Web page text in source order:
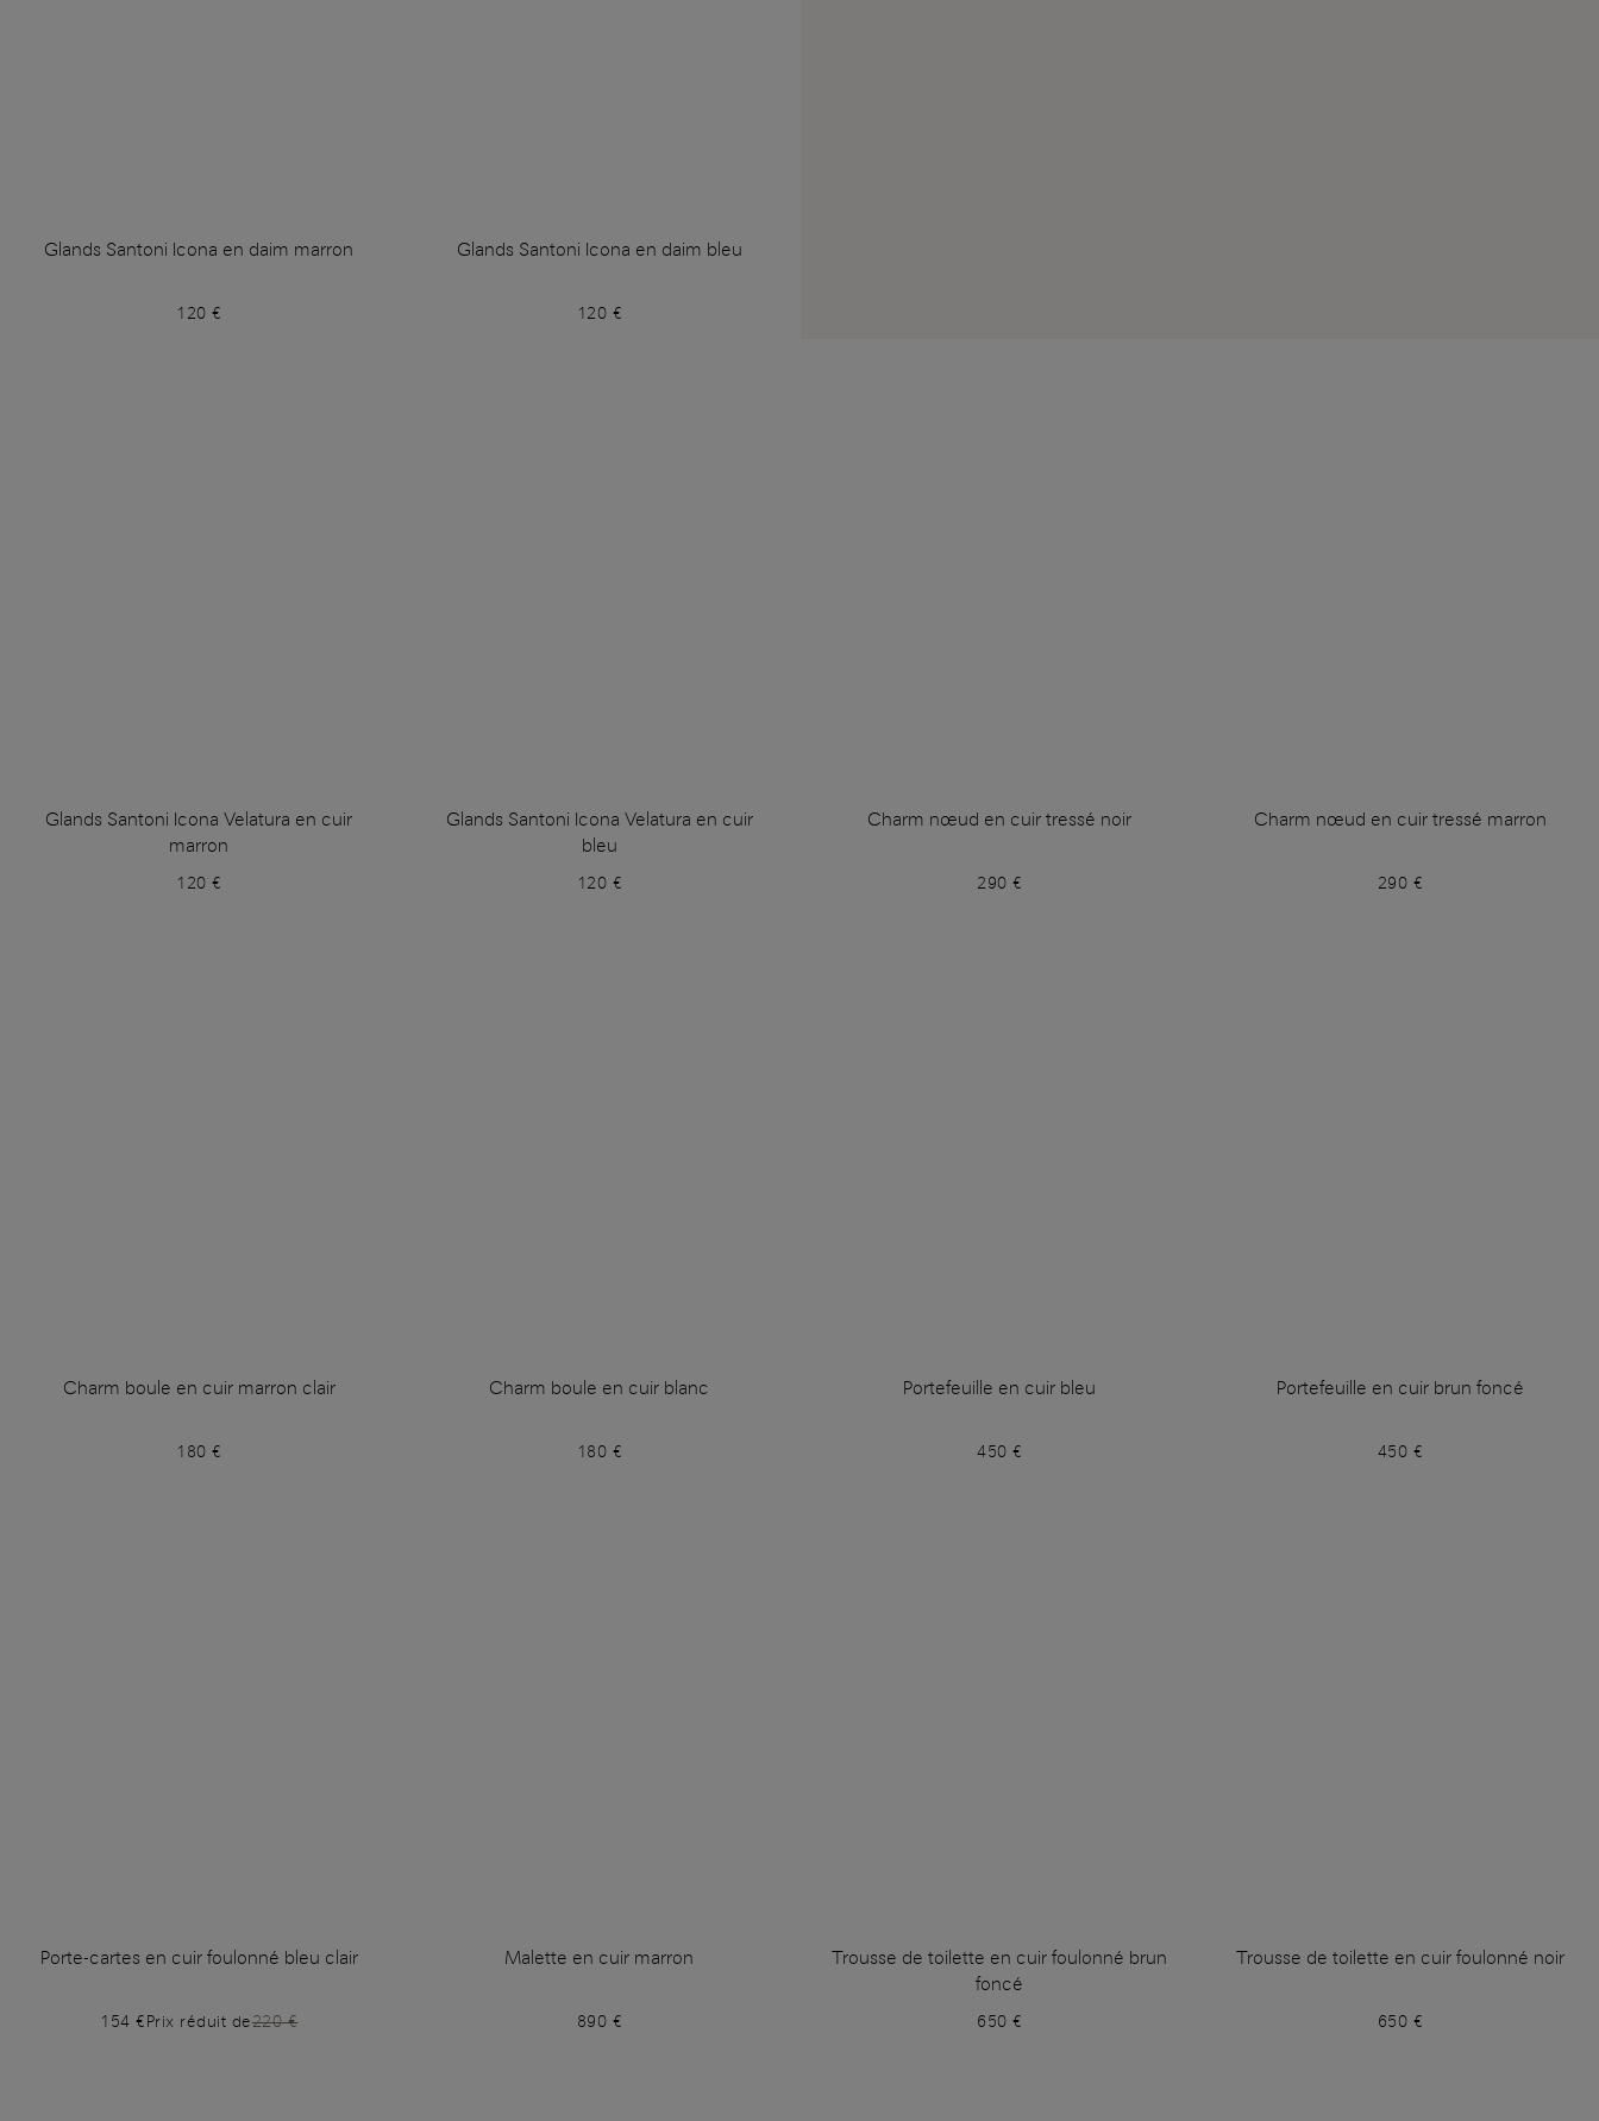
Glands Santoni Icona en daim marron
120 €
Glands Santoni Icona en daim bleu
120 €
Glands Santoni Icona Velatura en cuir
marron
120 €
Glands Santoni Icona Velatura en cuir
bleu
120 €
Charm nœud en cuir tressé noir
290 €
Charm nœud en cuir tressé marron
290 €
Charm boule en cuir marron clair
180 €
Charm boule en cuir blanc
180 €
Portefeuille en cuir bleu
450 €
Portefeuille en cuir brun foncé
450 €
Porte-cartes en cuir foulonné bleu clair
154 €Prix réduit de220 €
Malette en cuir marron
890 €
Trousse de toilette en cuir foulonné brun
foncé
650 €
Trousse de toilette en cuir foulonné noir
650 €